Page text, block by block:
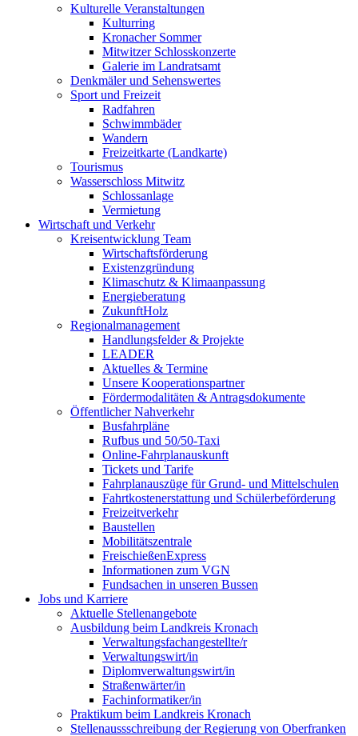
Kulturelle Veranstaltungen
Kulturring
Kronacher Sommer
Mitwitzer Schlosskonzerte
Galerie im Landratsamt
Denkmäler und Sehenswertes
Sport und Freizeit
Radfahren
Schwimmbäder
Wandern
Freizeitkarte (Landkarte)
Tourismus
Wasserschloss Mitwitz
Schlossanlage
Vermietung
Wirtschaft und Verkehr
Kreisentwicklung Team
Wirtschaftsförderung
Existenzgründung
Klimaschutz & Klimaanpassung
Energieberatung
ZukunftHolz
Regionalmanagement
Handlungsfelder & Projekte
LEADER
Aktuelles & Termine
Unsere Kooperationspartner
Fördermodalitäten & Antragsdokumente
Öffentlicher Nahverkehr
Busfahrpläne
Rufbus und 50/50-Taxi
Online-Fahrplanauskunft
Tickets und Tarife
Fahrplanauszüge für Grund- und Mittelschulen
Fahrtkostenerstattung und Schülerbeförderung
Freizeitverkehr
Baustellen
Mobilitätszentrale
FreischießenExpress
Informationen zum VGN
Fundsachen in unseren Bussen
Jobs und Karriere
Aktuelle Stellenangebote
Ausbildung beim Landkreis Kronach
Verwaltungsfachangestellte/r
Verwaltungswirt/in
Diplomverwaltungswirt/in
Straßenwärter/in
Fachinformatiker/in
Praktikum beim Landkreis Kronach
Stellenaussschreibung der Regierung von Oberfranken